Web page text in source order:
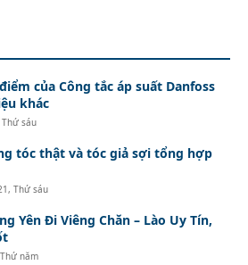
của Công tắc áp suất Danfoss
khác
Thứ sáu
tóc thật và tóc giả sợi tổng hợp
Thứ sáu
Yên Đi Viêng Chăn – Lào Uy Tín,
năm